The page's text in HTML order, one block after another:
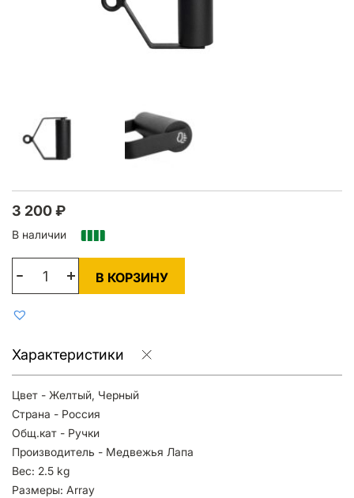
3 200₽
В наличии
В КОРЗИНУ
Характеристики
Цвет - Желтый, Черный
Страна - Россия
Общ.кат - Ручки
Производитель - Медвежья Лапа
Вес: 2.5 kg
Размеры: Array